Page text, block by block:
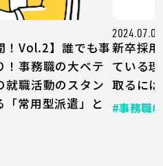
！Vol.2】誰でも事
！事務職の大ベテ
就職活動のスタン
「常用型派遣」と
2024.07.08
新卒採
ている
取るに
#事務職#